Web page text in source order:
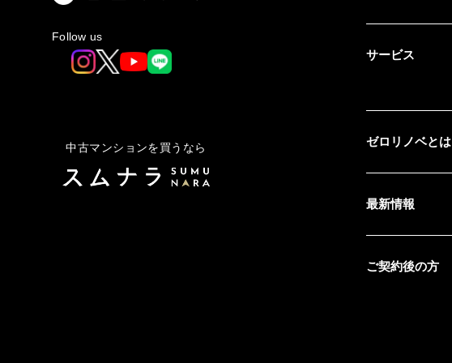
Follow us
サービス
ゼロリノベとは
最新情報
ご契約後の方
中古マンションを買うなら